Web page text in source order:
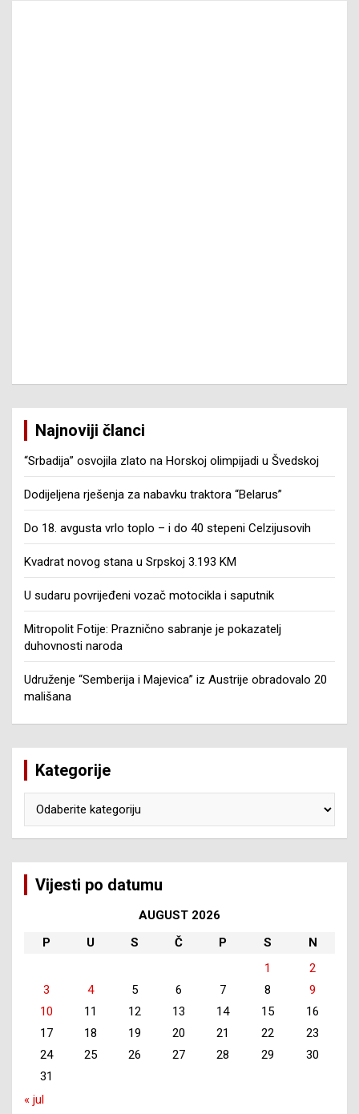
Najnoviji članci
“Srbadija” osvojila zlato na Horskoj olimpijadi u Švedskoj
Dodijeljena rješenja za nabavku traktora “Belarus”
Do 18. avgusta vrlo toplo – i do 40 stepeni Celzijusovih
Kvadrat novog stana u Srpskoj 3.193 KM
U sudaru povrijeđeni vozač motocikla i saputnik
Mitropolit Fotije: Praznično sabranje je pokazatelj
duhovnosti naroda
Udruženje “Semberija i Majevica” iz Austrije obradovalo 20
mališana
Kategorije
Vijesti po datumu
AUGUST 2026
P
U S Č P S
N
1
2
3
4 5 6 7 8
9
10
11 12 13 14 15
16
17
18 19 20 21 22
23
24
25 26 27 28 29
30
31
« jul